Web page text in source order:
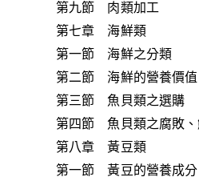
第九節 肉類加工
第七章 海鮮類
第一節 海鮮之分類
第二節 海鮮的營養價值
第三節 魚貝類之選購
第四節 魚貝類之腐敗、
第八章 黃豆類
第一節 黃豆的營養成分